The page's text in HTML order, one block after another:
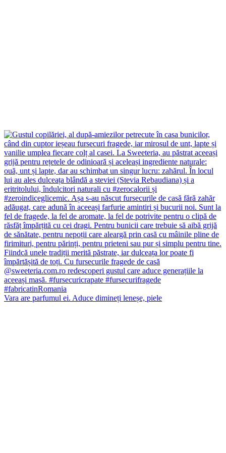
Vara are parfumul ei. Aduce dimineți leneșe, piele